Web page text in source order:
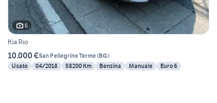
6
Kia Rio
10.000 €San Pellegrino Terme(BG)
Usato
04/2018 58200 Km Benzina Manuale Euro 6